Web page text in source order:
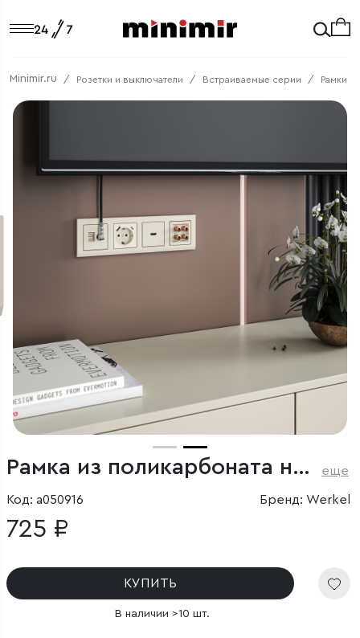
Minimir.ru Розетки и выключатели Встраиваемые серии Рамки
Рамка из поликарбоната на 4 поста Stark слоновая кость еще
Код: a050916 Бренд: Werkel
725 ₽
КУПИТЬ
В наличии >10 шт.